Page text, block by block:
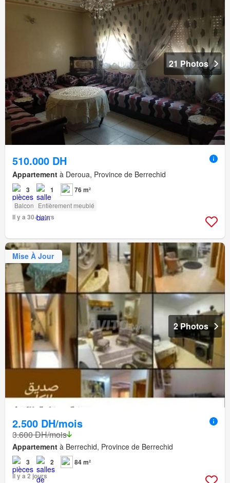
21 Photos
510.000 DH
Appartement à Deroua, Province de Berrechid
3 1 76 m²
Balcon Entièrement meublé
Il y a 30+ jours
Mise À Jour
2 Photos
2.500 DH/mois
3.600 DH/mois
Appartement à Berrechid, Province de Berrechid
3 2
84 m²
Il y a 2 jours